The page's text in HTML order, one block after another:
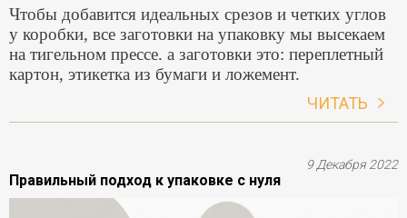
Чтобы добавится идеальных срезов и четких углов
у коробки, все заготовки на упаковку мы высекаем
на тигельном прессе. а заготовки это: переплетный
картон, этикетка из бумаги и ложемент.
ЧИТАТЬ
Правильный подход к упаковке с нуля
9 Декабря 2022